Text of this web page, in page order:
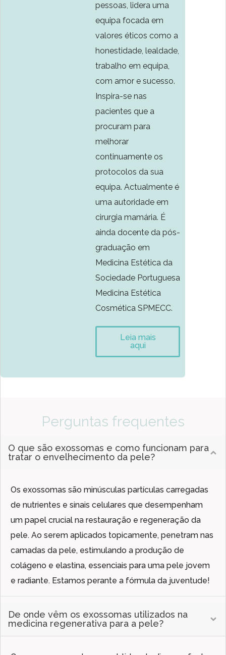
pessoas, lidera uma
equipa focada em
valores éticos como a
honestidade, lealdade,
trabalho em equipa,
com amor e sucesso.
Inspira-se nas
pacientes que a
procuram para
melhorar
continuamente os
protocolos da sua
equipa. Actualmente é
uma autoridade em
cirurgia mamária. É
ainda docente da pós-
graduação em
Medicina Estética da
Sociedade Portuguesa
Medicina Estética
Cosmética SPMECC.
Leia mais
aqui
Perguntas frequentes
O que são exossomas e como funcionam para
tratar o envelhecimento da pele?
Os exossomas são minúsculas partículas carregadas
de nutrientes e sinais celulares que desempenham
um papel crucial na restauração e regeneração da
pele. Ao serem aplicados topicamente, penetram nas
camadas da pele, estimulando a produção de
colágeno e elastina, essenciais para uma pele jovem
e radiante. Estamos perante a fórmula da juventude!
De onde vêm os exossomas utilizados na
medicina regenerativa para a pele?